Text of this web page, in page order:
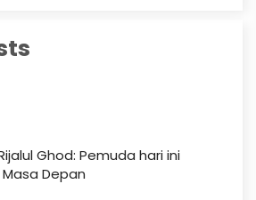
Ghod: Pemuda hari ini
Depan